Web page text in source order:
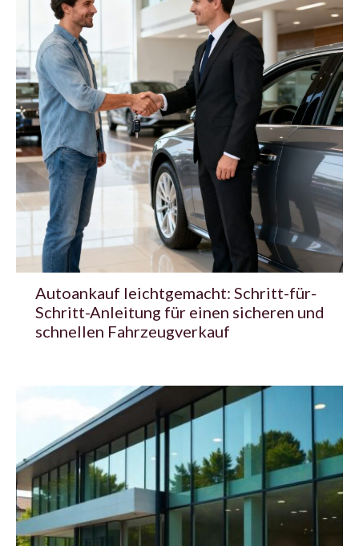
Autoankauf leichtgemacht: Schritt-für-
Schritt-Anleitung für einen sicheren und
schnellen Fahrzeugverkauf